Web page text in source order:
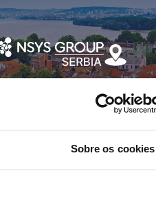
Sobre os cookies
Group está agora